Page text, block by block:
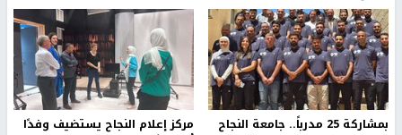
بمشاركة 25 مدرباً.. جامعة النجاح مركز إعلام النجاح يستضيف وفدًا